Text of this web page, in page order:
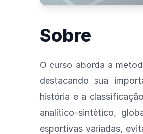
Sobre
O curso aborda a
destacando sua
história e a
analítico-sintético,
esportivas variadas,